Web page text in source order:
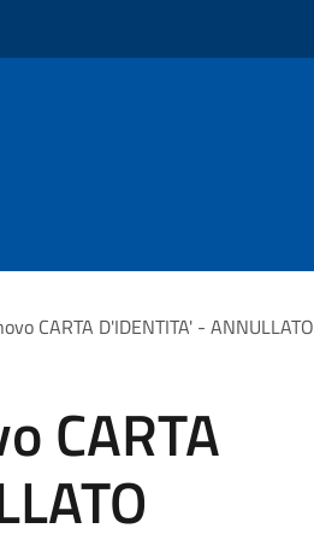
CARTA D'IDENTITA' - ANNULLATO
CARTA